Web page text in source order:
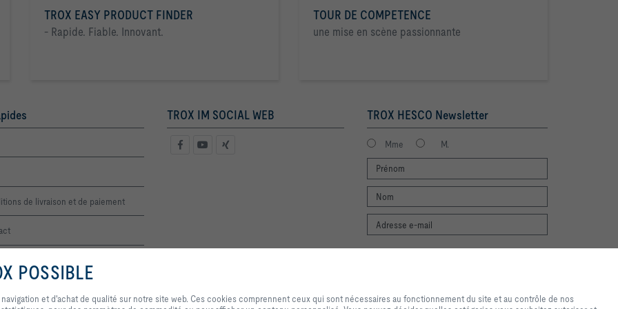
TROX EASY PRODUCT FINDER
- Rapide. Fiable. Innovant.
TOUR DE COMPETENCE
une mise en scène passionnante
de livraison et de paiement
TROX IM SOCIAL WEB TROX HESCO Newsletter
Mme M.
des données TROX.
En cliquant sur ce bouton, vous nous autorisez à vous offrir une expérience de navigation et d'achat de
et au contrôle de nos services et applications, ainsi que ceux qui sont utilisés uniquement à des fins
POSSIBLE
et d'achat de qualité sur notre site web. Ces cookies comprennent ceux qui sont nécessaires au fonctionnement du site et au contrôle de nos